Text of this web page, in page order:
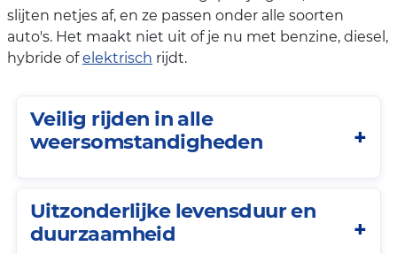
slijten netjes af, en ze passen onder alle soorten
auto's. Het maakt niet uit of je nu met benzine, diesel,
hybride ofelektrisch rijdt.
Veilig rijden in alle
weersomstandigheden
Uitzonderlijke levensduur en
duurzaamheid